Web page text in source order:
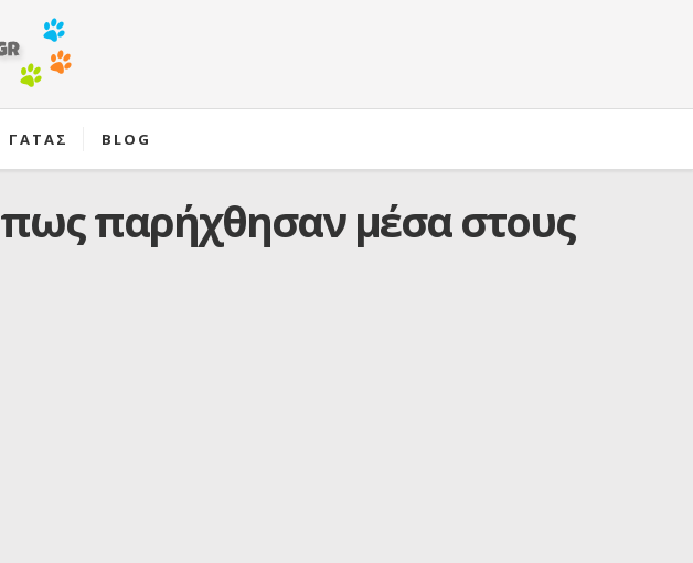
ΓΑΤΑΣ BLOG
παρήχθησαν μέσα στους